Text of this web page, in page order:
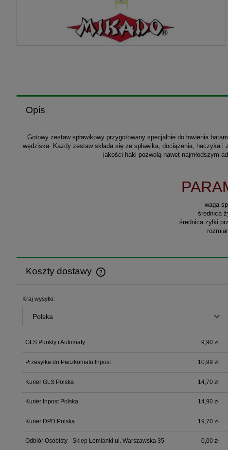
Opis
Gotowy zestaw spławikowy przygotowany specjalnie do łowienia
wędziska. Każdy zestaw składa się ze spławika, dociążenia, haczyka
jakości haki pozwolą nawet najmłodszym
waga
średnica
średnica żyłki
Koszty dostawy
Kraj wysyłki:
GLS Punkty i Automaty 9,90 zł
Przesyłka do Paczkomatu Inpost 10,99 zł
Kurier GLS Polska 14,70 zł
Kurier Inpost Polska 14,90 zł
Kurier DPD Polska 19,70 zł
Odbiór Osobisty - Sklep Łomianki ul. Warszawska 35 0,00 zł